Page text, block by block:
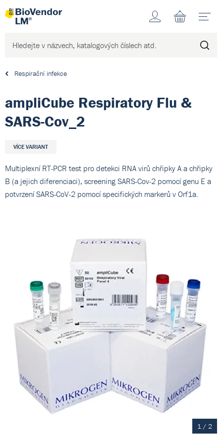
Účet
Respirační infekce
ampliCube Respiratory Flu &
SARS-Cov_2
VÍCE VARIANT
Multiplexní RT-PCR test pro detekci RNA virů chřipky A a chřipky
B (a jejich diferenciaci), screening SARS-Cov-2 pomocí genu E a
potvrzení SARS-CoV-2 pomocí specifických markerů v Orf1a.
1 / 2